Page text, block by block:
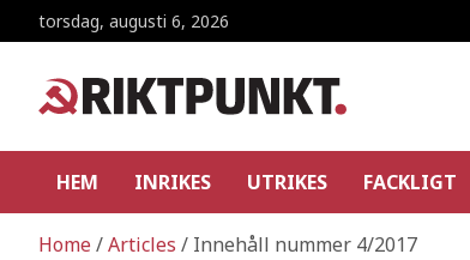
to
torsdag, augusti 6, 2026
RiktpunKt.nu
HEM INRIKES UTRIKES FACKLIGT
Home Articles Innehåll nummer 4/2017